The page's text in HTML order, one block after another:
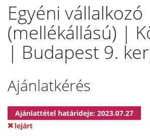
Egyéni vállalkozó
(mellékállású) |
| Budapest 9.
Ajánlatkérés
Ajánlattétel határideje: 2023.07.27
lejárt